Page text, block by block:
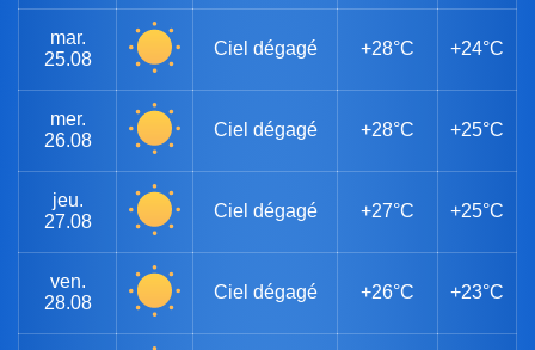
mar.
25.08
Ciel dégagé +28°C +24°C
mer.
26.08
Ciel dégagé +28°C +25°C
jeu.
27.08
Ciel dégagé +27°C +25°C
ven.
28.08
Ciel dégagé +26°C +23°C